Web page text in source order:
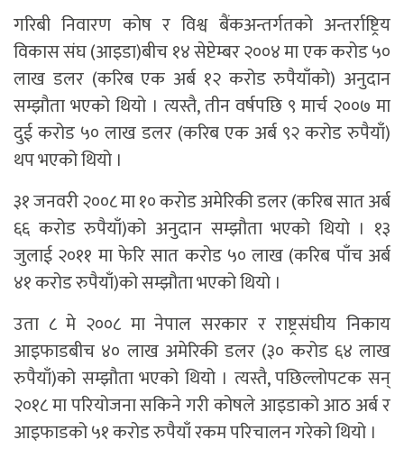
गरिबी निवारण कोष र विश्व बैंकअन्तर्गतको अन्तर्राष्ट्रिय
विकास संघ (आइडा)बीच १४ सेप्टेम्बर २००४ मा एक करोड ५०
लाख डलर (करिब एक अर्ब १२ करोड रुपैयाँको) अनुदान
सम्झौता भएको थियो । त्यस्तै, तीन वर्षपछि ९ मार्च २००७ मा
दुई करोड ५० लाख डलर (करिब एक अर्ब ९२ करोड रुपैयाँ)
थप भएको थियो ।
३१ जनवरी २००८ मा १० करोड अमेरिकी डलर (करिब सात अर्ब
६६ करोड रुपैयाँ)को अनुदान सम्झौता भएको थियो । १३
जुलाई २०११ मा फेरि सात करोड ५० लाख (करिब पाँच अर्ब
४१ करोड रुपैयाँ)को सम्झौता भएको थियो ।
उता ८ मे २००८ मा नेपाल सरकार र राष्ट्रसंघीय निकाय
आइफाडबीच ४० लाख अमेरिकी डलर (३० करोड ६४ लाख
रुपैयाँ)को सम्झौता भएको थियो । त्यस्तै, पछिल्लोपटक सन्
२०१८ मा परियोजना सकिने गरी कोषले आइडाको आठ अर्ब र
आइफाडको ५१ करोड रुपैयाँ रकम परिचालन गरेको थियो ।